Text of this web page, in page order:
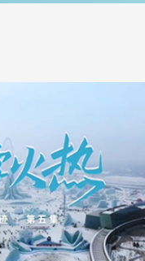
提高全民健康素养水
康》，向所有人分享
知识！